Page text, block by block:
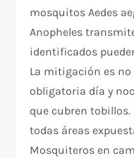
mosquitos Aedes
Anopheles
identificados
La mitigación es
obligatoria día y
que cubren tobillos.
todas áreas
Mosquiteros en